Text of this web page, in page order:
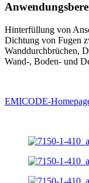
Hinterfüllung von
Dichtung von Fugen
Wanddurchbrüchen,
Wand-, Boden- und
EMICODE-